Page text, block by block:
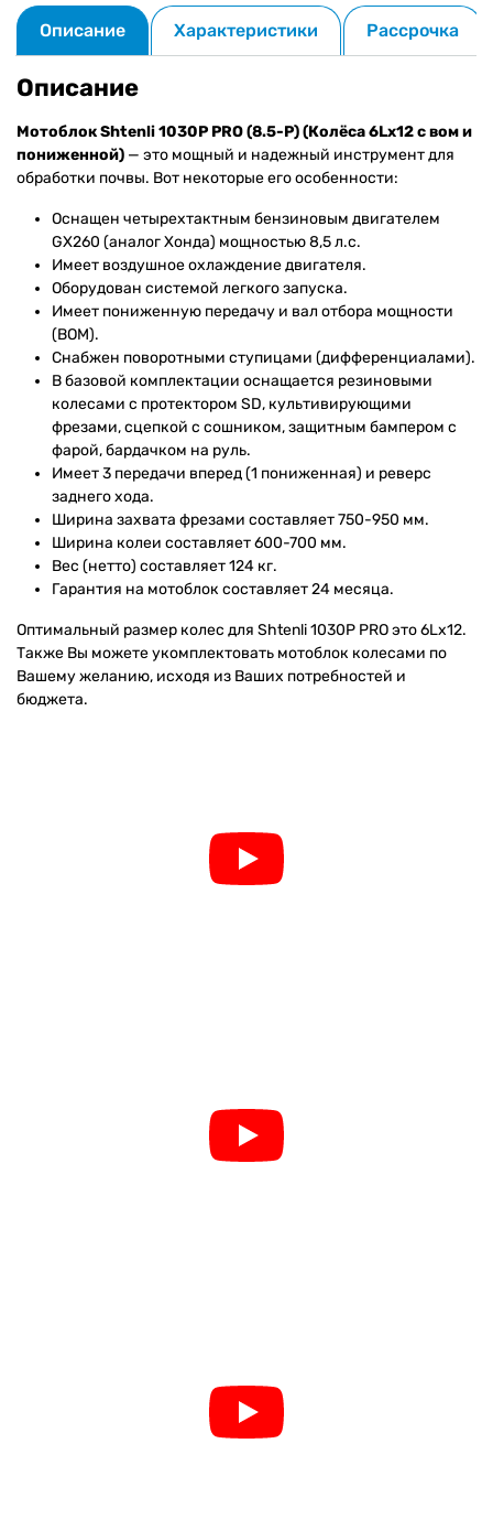
Описание Характеристики Рассрочка
Описание
Мотоблок Shtenli 1030P PRO (8.5-P) (Колёса 6Lх12 с вом и
пониженной) — это мощный и надежный инструмент для
обработки почвы. Вот некоторые его особенности:
Оснащен четырехтактным бензиновым двигателем
GX260 (аналог Хонда) мощностью 8,5 л.с.
Имеет воздушное охлаждение двигателя.
Оборудован системой легкого запуска.
Имеет пониженную передачу и вал отбора мощности
(ВОМ).
Снабжен поворотными ступицами (дифференциалами).
В базовой комплектации оснащается резиновыми
колесами с протектором SD, культивирующими
фрезами, сцепкой с сошником, защитным бампером с
фарой, бардачком на руль.
Имеет 3 передачи вперед (1 пониженная) и реверс
заднего хода.
Ширина захвата фрезами составляет 750-950 мм.
Ширина колеи составляет 600-700 мм.
Вес (нетто) составляет 124 кг.
Гарантия на мотоблок составляет 24 месяца.
Оптимальный размер колес для Shtenli 1030P PRO это 6Lх12.
Также Вы можете укомплектовать мотоблок колесами по
Вашему желанию, исходя из Ваших потребностей и
бюджета.